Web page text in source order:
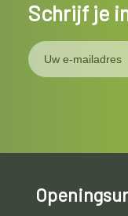
Schrijf je